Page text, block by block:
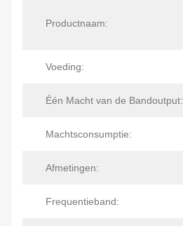
Productnaam:
Voeding:
Één Macht van de Bandoutput:
Machtsconsumptie:
Afmetingen:
Frequentieband: